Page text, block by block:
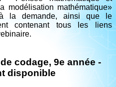
modélisation mathématique»
la demande, ainsi que le
contenant tous les liens
codage, 9e année -
disponible